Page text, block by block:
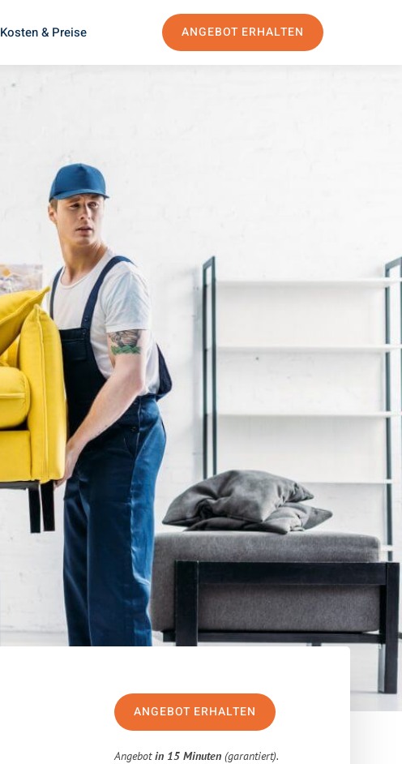
Kosten & Preise ANGEBOT ERHALTEN
ANGEBOT ERHALTEN
Angebotin 15 Minuten (garantiert).